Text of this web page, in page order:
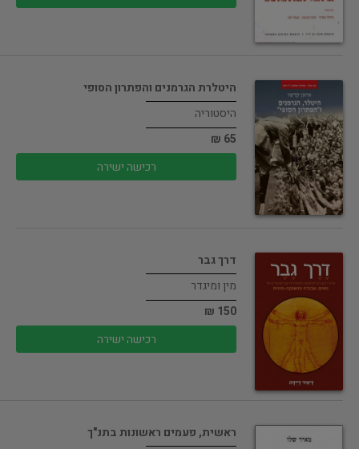
היטלרת הגרמנים והפתרון הסופי
היסטוריה
65 ₪
רכישה ישירה
דרך גבר
מין ומיגדר
150 ₪
רכישה ישירה
ראשית, פעמים ראשונות בתנ"ך